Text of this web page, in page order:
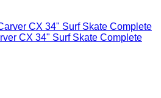
CX 34" Surf Skate Complete